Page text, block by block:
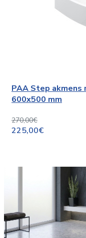
PAA Step akmens
600x500 mm
270,00€
225,00€